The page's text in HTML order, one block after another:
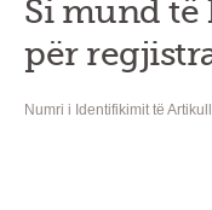
Si mund të
për
Numri i Identifikimit të